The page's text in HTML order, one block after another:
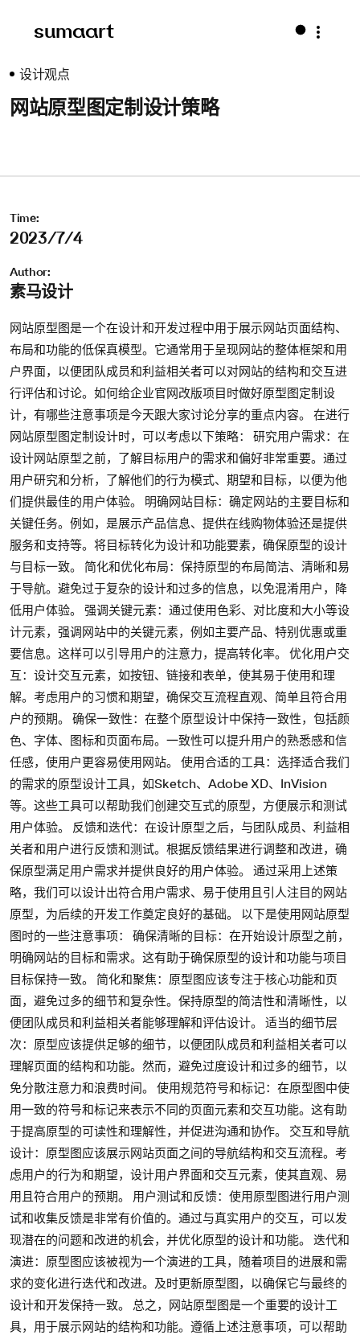
sumaart
设计观点
网站原型图定制设计策略
Time:
2023/7/4
Author:
素马设计
网站原型图是一个在设计和开发过程中用于展示网站页面结构、
布局和功能的低保真模型。它通常用于呈现网站的整体框架和用
户界面，以便团队成员和利益相关者可以对网站的结构和交互进
行评估和讨论。如何给企业官网改版项目时做好原型图定制设
计，有哪些注意事项是今天跟大家讨论分享的重点内容。 在进行
网站原型图定制设计时，可以考虑以下策略： 研究用户需求：在
设计网站原型之前，了解目标用户的需求和偏好非常重要。通过
用户研究和分析，了解他们的行为模式、期望和目标，以便为他
们提供最佳的用户体验。 明确网站目标：确定网站的主要目标和
关键任务。例如，是展示产品信息、提供在线购物体验还是提供
服务和支持等。将目标转化为设计和功能要素，确保原型的设计
与目标一致。 简化和优化布局：保持原型的布局简洁、清晰和易
于导航。避免过于复杂的设计和过多的信息，以免混淆用户，降
低用户体验。 强调关键元素：通过使用色彩、对比度和大小等设
计元素，强调网站中的关键元素，例如主要产品、特别优惠或重
要信息。这样可以引导用户的注意力，提高转化率。 优化用户交
互：设计交互元素，如按钮、链接和表单，使其易于使用和理
解。考虑用户的习惯和期望，确保交互流程直观、简单且符合用
户的预期。 确保一致性：在整个原型设计中保持一致性，包括颜
色、字体、图标和页面布局。一致性可以提升用户的熟悉感和信
任感，使用户更容易使用网站。 使用合适的工具：选择适合我们
的需求的原型设计工具，如Sketch、Adobe XD、InVision
等。这些工具可以帮助我们创建交互式的原型，方便展示和测试
用户体验。 反馈和迭代：在设计原型之后，与团队成员、利益相
关者和用户进行反馈和测试。根据反馈结果进行调整和改进，确
保原型满足用户需求并提供良好的用户体验。 通过采用上述策
略，我们可以设计出符合用户需求、易于使用且引人注目的网站
原型，为后续的开发工作奠定良好的基础。 以下是使用网站原型
图时的一些注意事项： 确保清晰的目标：在开始设计原型之前，
明确网站的目标和需求。这有助于确保原型的设计和功能与项目
目标保持一致。 简化和聚焦：原型图应该专注于核心功能和页
面，避免过多的细节和复杂性。保持原型的简洁性和清晰性，以
便团队成员和利益相关者能够理解和评估设计。 适当的细节层
次：原型应该提供足够的细节，以便团队成员和利益相关者可以
理解页面的结构和功能。然而，避免过度设计和过多的细节，以
免分散注意力和浪费时间。 使用规范符号和标记：在原型图中使
用一致的符号和标记来表示不同的页面元素和交互功能。这有助
于提高原型的可读性和理解性，并促进沟通和协作。 交互和导航
设计：原型图应该展示网站页面之间的导航结构和交互流程。考
虑用户的行为和期望，设计用户界面和交互元素，使其直观、易
用且符合用户的预期。 用户测试和反馈：使用原型图进行用户测
试和收集反馈是非常有价值的。通过与真实用户的交互，可以发
现潜在的问题和改进的机会，并优化原型的设计和功能。 迭代和
演进：原型图应该被视为一个演进的工具，随着项目的进展和需
求的变化进行迭代和改进。及时更新原型图，以确保它与最终的
设计和开发保持一致。 总之，网站原型图是一个重要的设计工
具，用于展示网站的结构和功能。遵循上述注意事项，可以帮助